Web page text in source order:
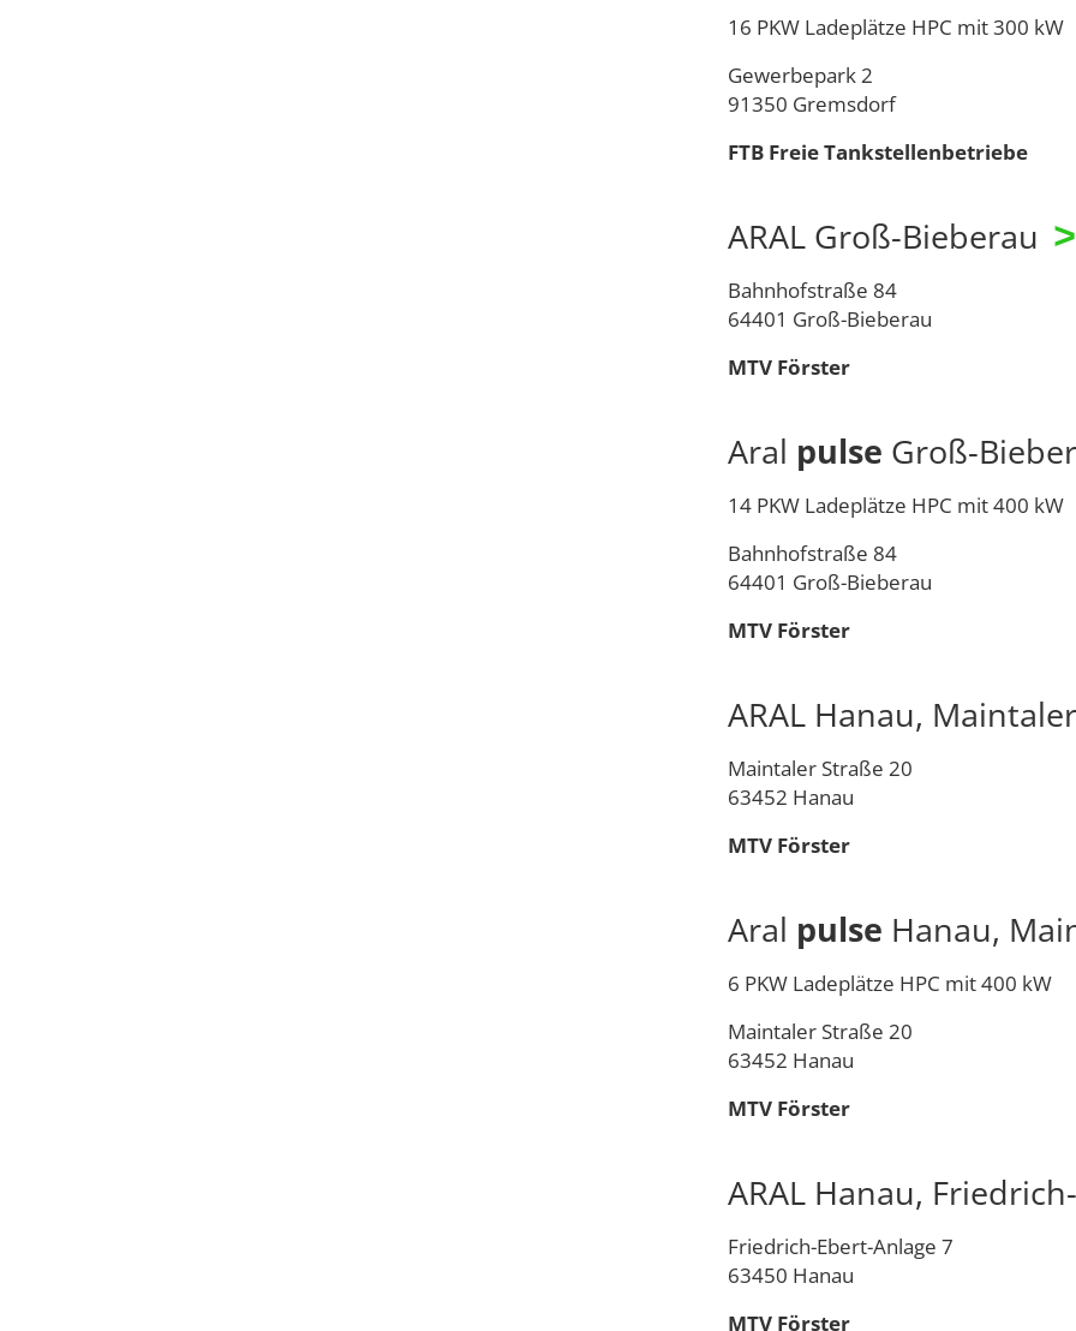
16 PKW Ladeplätze HPC mit 300 kW
Gewerbepark 2
91350 Gremsdorf
FTB Freie Tankstellenbetriebe
ARAL Groß-Bieberau >
Bahnhofstraße 84
64401 Groß-Bieberau
MTV Förster
Aral pulse Groß-
14 PKW Ladeplätze HPC mit 400 kW
Bahnhofstraße 84
64401 Groß-Bieberau
MTV Förster
ARAL Hanau,
Maintaler Straße 20
63452 Hanau
MTV Förster
Aral pulse Hanau,
6 PKW Ladeplätze HPC mit 400 kW
Maintaler Straße 20
63452 Hanau
MTV Förster
ARAL Hanau,
Friedrich-Ebert-Anlage 7
63450 Hanau
MTV Förster